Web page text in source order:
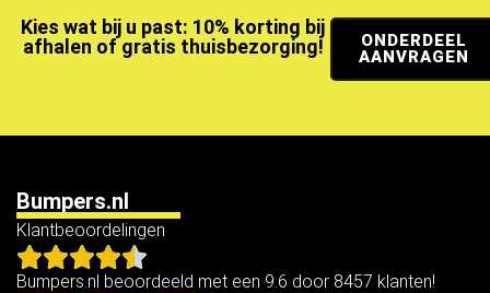
Kies wat bij u past: 10% korting bij
afhalen of gratis thuisbezorging!
ONDERDEEL
AANVRAGEN
Bumpers.nl
Klantbeoordelingen
Bumpers.nl beoordeeld met een 9.6 door 8457 klanten!